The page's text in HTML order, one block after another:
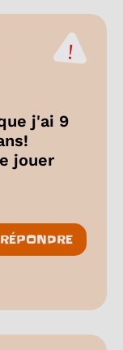
j'ai 9
jouer
RÉPONDRE